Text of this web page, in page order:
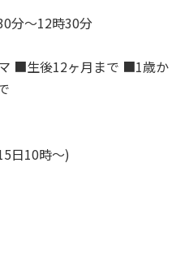
分～12時30分
■生後12ヶ月まで ■1歳か
日10時～)